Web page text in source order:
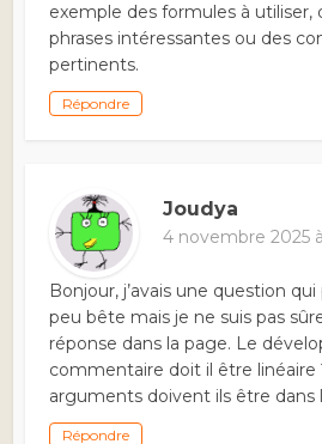
exemple des formules à utiliser,
phrases intéressantes ou des
pertinents.
Répondre
Joudya
4 novembre 2025
Bonjour, j’avais une question
peu bête mais je ne suis pas
réponse dans la page. Le
commentaire doit il être linéaire
arguments doivent ils être dans
Répondre